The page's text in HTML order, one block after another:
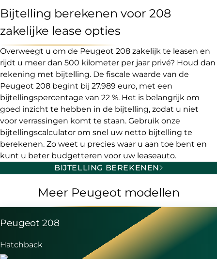
Bijtelling berekenen voor 208
zakelijke lease opties
Overweegt u om de Peugeot 208 zakelijk te leasen en
rijdt u meer dan 500 kilometer per jaar privé? Houd dan
rekening met bijtelling. De fiscale waarde van de
Peugeot 208 begint bij 27.989 euro, met een
bijtellingspercentage van 22 %. Het is belangrijk om
goed inzicht te hebben in de bijtelling, zodat u niet
voor verrassingen komt te staan. Gebruik onze
bijtellingscalculator om snel uw netto bijtelling te
berekenen. Zo weet u precies waar u aan toe bent en
kunt u beter budgetteren voor uw leaseauto.
BIJTELLING BEREKENEN
Meer Peugeot modellen
Peugeot 208
Hatchback